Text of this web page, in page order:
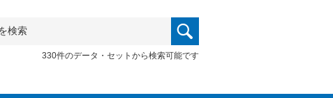
330件のデータ・セットから検索可能です